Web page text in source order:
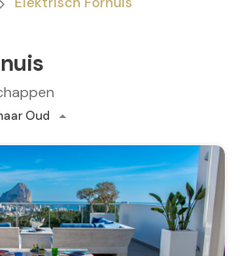
Oud